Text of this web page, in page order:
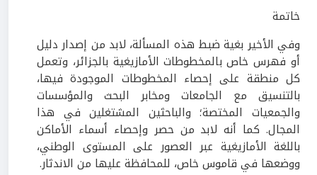
خاتمة
وفي الأخير بغية ضبط هذه المسألة، لابد من إصدار دليل
أو فهرس خاص بالمخطوطات الأمازيغية بالجزائر، وتعمل
كل منطقة على إحصاء المخطوطات الموجودة فيها،
بالتنسيق مع الجامعات ومخابر البحث والمؤسسات
والجمعيات المختصة؛ والباحثين المشتغلين في هذا
المجال. كما أنه لابد من حصر وإحصاء أسماء الأماكن
باللغة الأمازيغية عبر العصور على المستوى الوطني،
ووضعها في قاموس خاص، للمحافظة عليها من الاندثار.